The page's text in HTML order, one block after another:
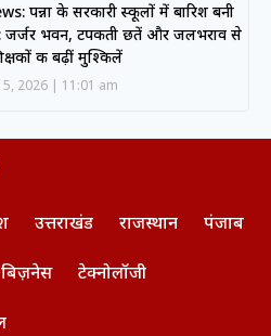
पन्ना के सरकारी स्कूलों में बारिश बनी
जर्जर भवन, टपकती छतें और जलभराव से
की बढ़ीं मुश्किलें
2026 11:01 am
उत्तराखंड राजस्थान पंजाब
बिज़नेस टेक्नोलॉजी